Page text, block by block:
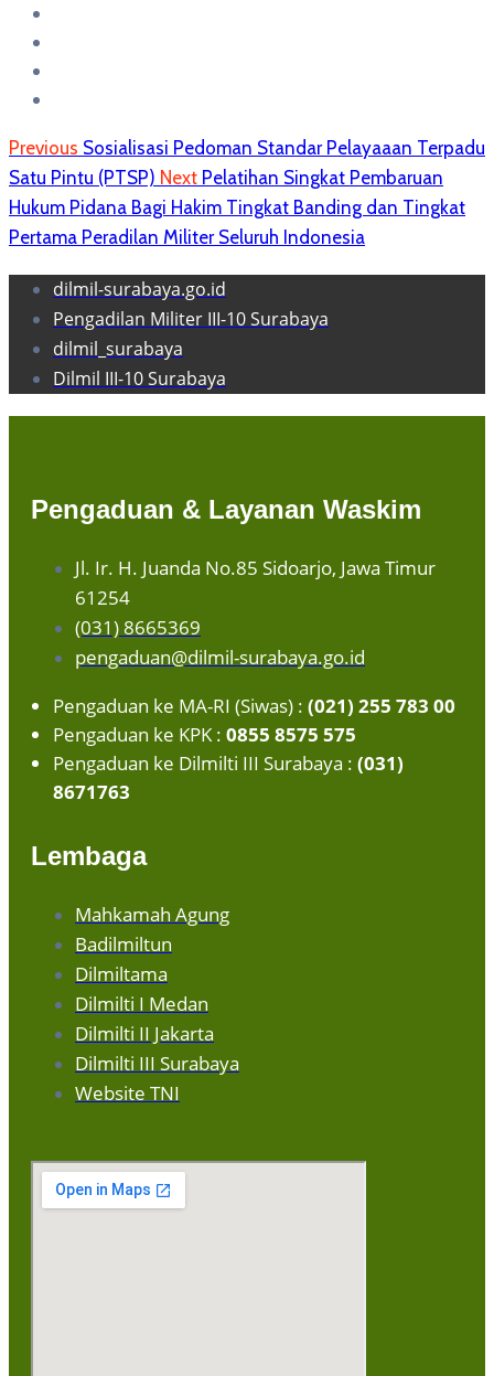
Previous Sosialisasi Pedoman Standar Pelayaaan Terpadu
Satu Pintu (PTSP) Next Pelatihan Singkat Pembaruan
Hukum Pidana Bagi Hakim Tingkat Banding dan Tingkat
Pertama Peradilan Militer Seluruh Indonesia
dilmil-surabaya.go.id
Pengadilan Militer III-10 Surabaya
dilmil_surabaya
Dilmil III-10 Surabaya
Pengaduan & Layanan Waskim
Jl. Ir. H. Juanda No.85 Sidoarjo, Jawa Timur
61254
(031) 8665369
pengaduan@dilmil-surabaya.go.id
Pengaduan ke MA-RI (Siwas) : (021) 255 783 00
Pengaduan ke KPK : 0855 8575 575
Pengaduan ke Dilmilti III Surabaya : (031)
8671763
Lembaga
Mahkamah Agung
Badilmiltun
Dilmiltama
Dilmilti I Medan
Dilmilti II Jakarta
Dilmilti III Surabaya
Website TNI